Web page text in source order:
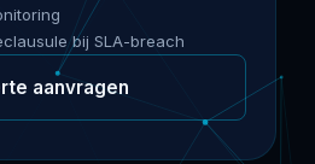
bij SLA-breach
aanvragen